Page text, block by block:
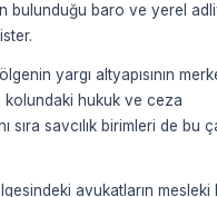
bulunduğu baro ve yerel
yargı altyapısının
kolundaki hukuk ve ceza
sıra savcılık birimleri de bu
avukatların mesleki